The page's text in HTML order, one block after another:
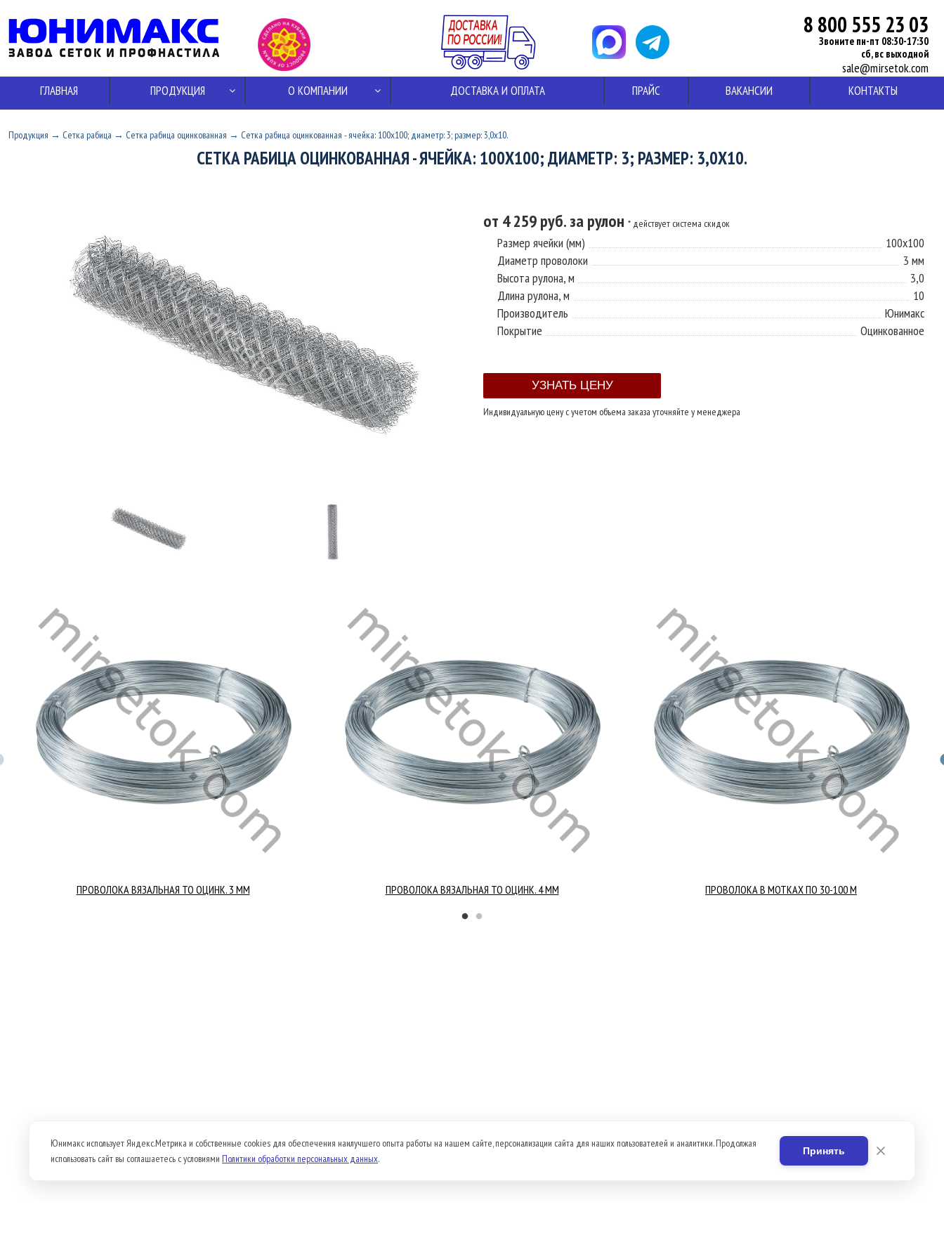
8 800 555 23 03
Звоните пн-пт 08:30-17:30
сб, вс выходной
sale@mirsetok.com
ГЛАВНАЯ ПРОДУКЦИЯ О КОМПАНИИ ДОСТАВКА И ОПЛАТА ПРАЙС ВАКАНСИИ КОНТАКТЫ
Продукция → Сетка рабица → Сетка рабица оцинкованная → Сетка рабица оцинкованная - ячейка: 100x100; диаметр: 3; размер: 3,0x10.
СЕТКА РАБИЦА ОЦИНКОВАННАЯ - ЯЧЕЙКА: 100X100; ДИАМЕТР: 3; РАЗМЕР: 3,0X10.
от 4 259 руб. за рулон * действует система скидок
Размер ячейки (мм)
100х100
Диаметр проволоки
3 мм
Высота рулона, м
3,0
Длина рулона, м
10
Производитель
Юнимакс
Покрытие
Оцинкованное
Индивидуальную цену с учетом объема заказа уточняйте у менеджера
ПРОВОЛОКА ВЯЗАЛЬНАЯ ТО ОЦИНК. 3 ММ ПРОВОЛОКА ВЯЗАЛЬНАЯ ТО ОЦИНК. 4 ММ ПРОВОЛОКА В МОТКАХ ПО 30-100 М
Юнимакс использует Яндекс.Метрика и собственные cookies для обеспечения наилучшего опыта работы на нашем сайте, персонализации сайта для наших пользователей и аналитики. Продолжая
использовать сайт вы соглашаетесь с условиями Политики обработки персональных данных.
Принять